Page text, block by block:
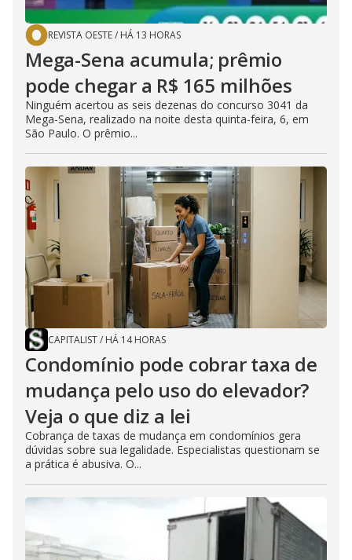
REVISTA OESTE/ HÁ 13 HORAS
Mega-Sena acumula; prêmio
pode chegar a R$ 165 milhões
Ninguém acertou as seis dezenas do concurso 3041 da
Mega-Sena, realizado na noite desta quinta-feira, 6, em
São Paulo. O prêmio...
CAPITALIST/ HÁ 14 HORAS
Condomínio pode cobrar taxa de
mudança pelo uso do elevador?
Veja o que diz a lei
Cobrança de taxas de mudança em condomínios gera
dúvidas sobre sua legalidade. Especialistas questionam se
a prática é abusiva. O...